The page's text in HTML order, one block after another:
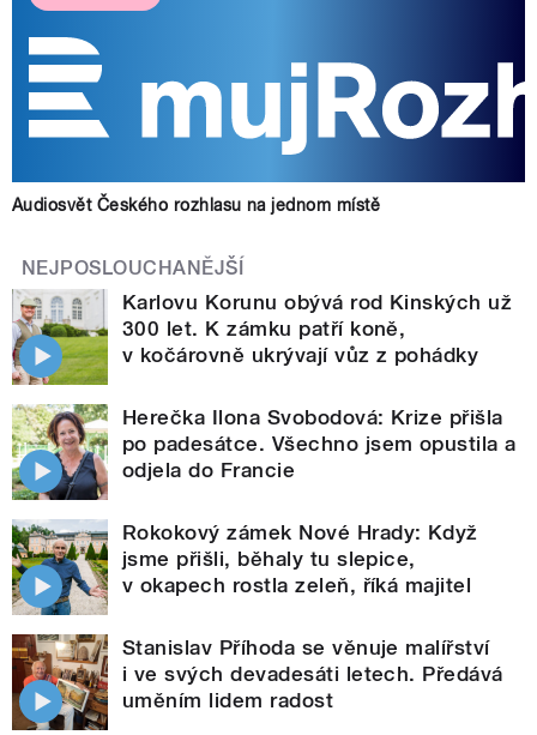
Audiosvět Českého rozhlasu na jednom místě
NEJPOSLOUCHANĚJŠÍ
Karlovu Korunu obývá rod Kinských už
300 let. K zámku patří koně,
v kočárovně ukrývají vůz z pohádky
Herečka Ilona Svobodová: Krize přišla
po padesátce. Všechno jsem opustila a
odjela do Francie
Rokokový zámek Nové Hrady: Když
jsme přišli, běhaly tu slepice,
v okapech rostla zeleň, říká majitel
Stanislav Příhoda se věnuje malířství
i ve svých devadesáti letech. Předává
uměním lidem radost